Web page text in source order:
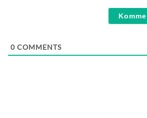
0 COMMENTS